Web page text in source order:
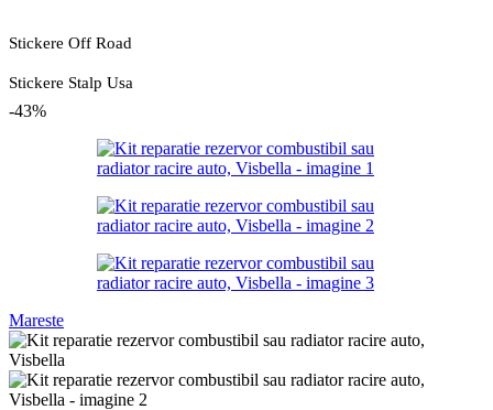
Stickere Off Road
Stickere Stalp Usa
-43%
Mareste